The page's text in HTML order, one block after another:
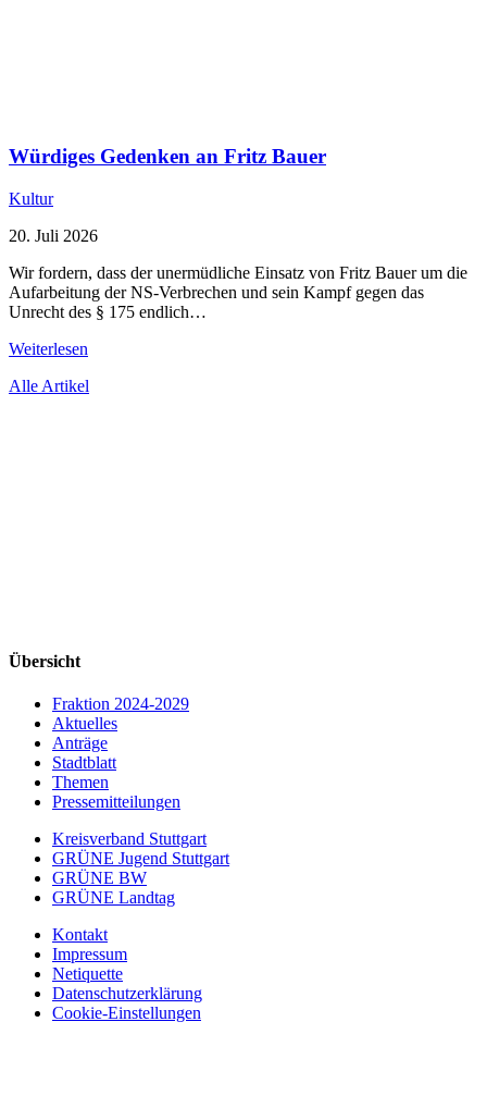
Würdiges Gedenken an Fritz Bauer
Kultur
20. Juli 2026
Wir fordern, dass der unermüdliche Einsatz von Fritz Bauer um die
Aufarbeitung der NS-Verbrechen und sein Kampf gegen das
Unrecht des § 175 endlich…
Weiterlesen
Alle Artikel
Übersicht
Fraktion 2024-2029
Aktuelles
Anträge
Stadtblatt
Themen
Pressemitteilungen
Kreisverband Stuttgart
GRÜNE Jugend Stuttgart
GRÜNE BW
GRÜNE Landtag
Kontakt
Impressum
Netiquette
Datenschutzerklärung
Cookie-Einstellungen